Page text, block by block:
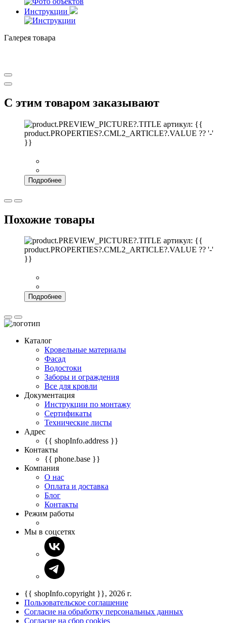
Инструкции
Галерея товара
С этим товаром заказывают
артикул: {{
product.PROPERTIES?.CML2_ARTICLE?.VALUE ?? '-'
}}
Подробнее
Похожие товары
артикул: {{
product.PROPERTIES?.CML2_ARTICLE?.VALUE ?? '-'
}}
Подробнее
Каталог
Кровельные материалы
Фасад
Водостоки
Заборы и ограждения
Все для кровли
Документация
Инструкции по монтажу
Сертификаты
Технические листы
Адрес
{{ shopInfo.address }}
Контакты
{{ phone.base }}
Компания
О нас
Оплата и доставка
Блог
Контакты
Режим работы
Мы в соцсетях
{{ shopInfo.copyright }}, 2026 г.
Пользовательское соглашение
Согласие на обработку персональных данных
Согласие на сбор cookies